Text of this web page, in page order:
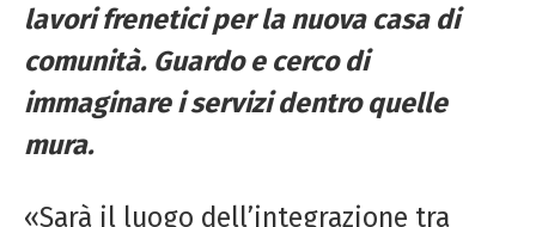
lavori frenetici per la nuova casa di
comunità. Guardo e cerco di
immaginarei servizi dentro quelle
mura.
«Sarà il luogo dell’integrazione tra